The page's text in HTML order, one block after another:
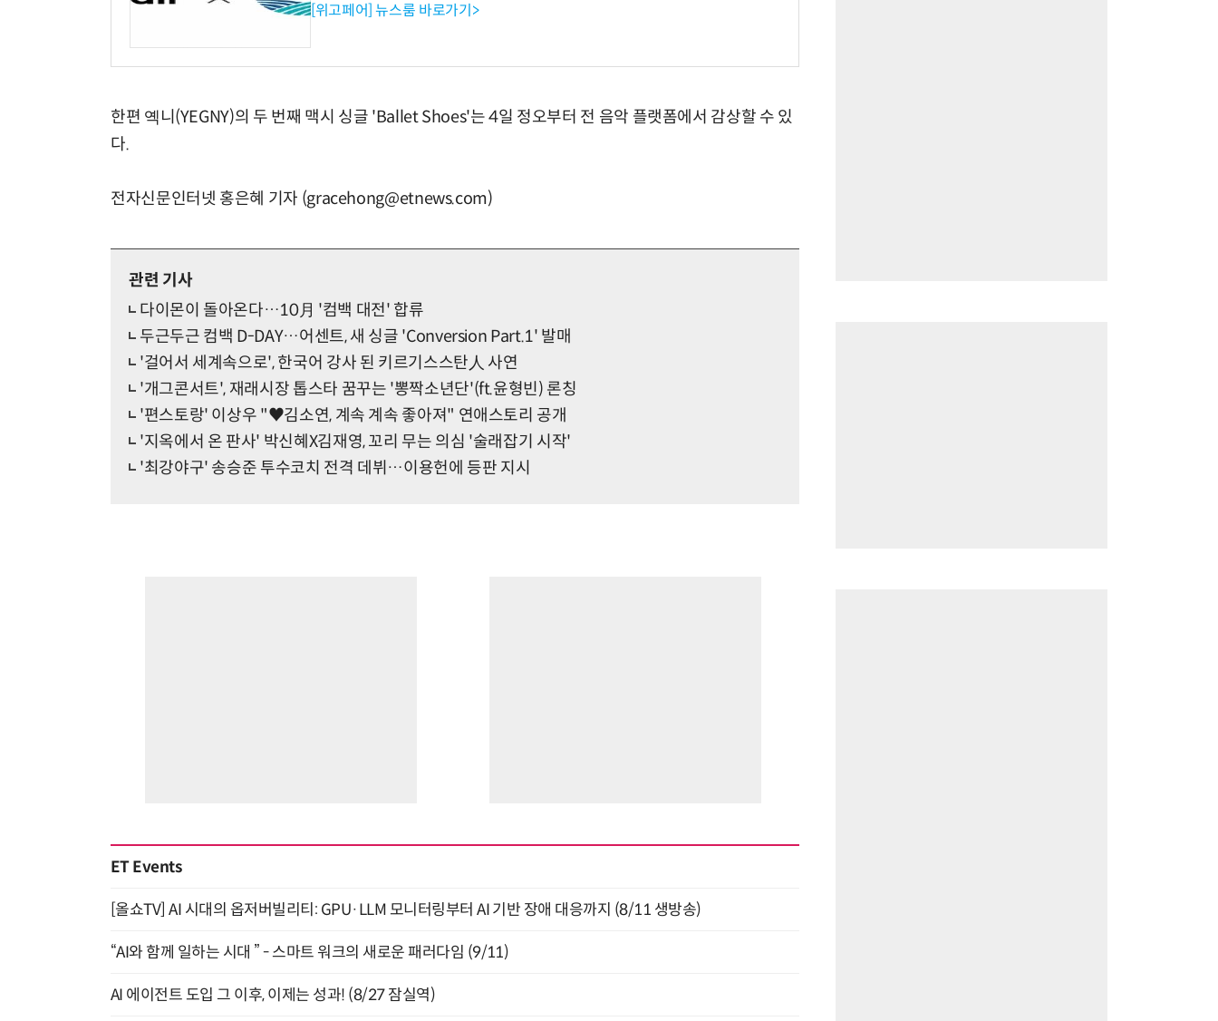
[위고페어] 뉴스룸 바로가기>
한편 옉니(YEGNY)의 두 번째 맥시 싱글 'Ballet Shoes'는 4일 정오부터 전 음악 플랫폼에서 감상할 수 있
다.
전자신문인터넷 홍은혜 기자 (gracehong@etnews.com)
관련 기사
다이몬이 돌아온다…10月 '컴백 대전' 합류
두근두근 컴백 D-DAY…어센트, 새 싱글 'Conversion Part.1' 발매
'걸어서 세계속으로', 한국어 강사 된 키르기스스탄人 사연
'개그콘서트', 재래시장 톱스타 꿈꾸는 '뽕짝소년단'(ft.윤형빈) 론칭
'편스토랑' 이상우 "♥김소연, 계속 계속 좋아져" 연애스토리 공개
'지옥에서 온 판사' 박신혜X김재영, 꼬리 무는 의심 '술래잡기 시작'
'최강야구' 송승준 투수코치 전격 데뷔…이용헌에 등판 지시
ET Events
[올쇼TV] AI 시대의 옵저버빌리티: GPU·LLM 모니터링부터 AI 기반 장애 대응까지 (8/11 생방송)
“AI와 함께 일하는 시대 ” - 스마트 워크의 새로운 패러다임 (9/11)
AI 에이전트 도입 그 이후, 이제는 성과! (8/27 잠실역)